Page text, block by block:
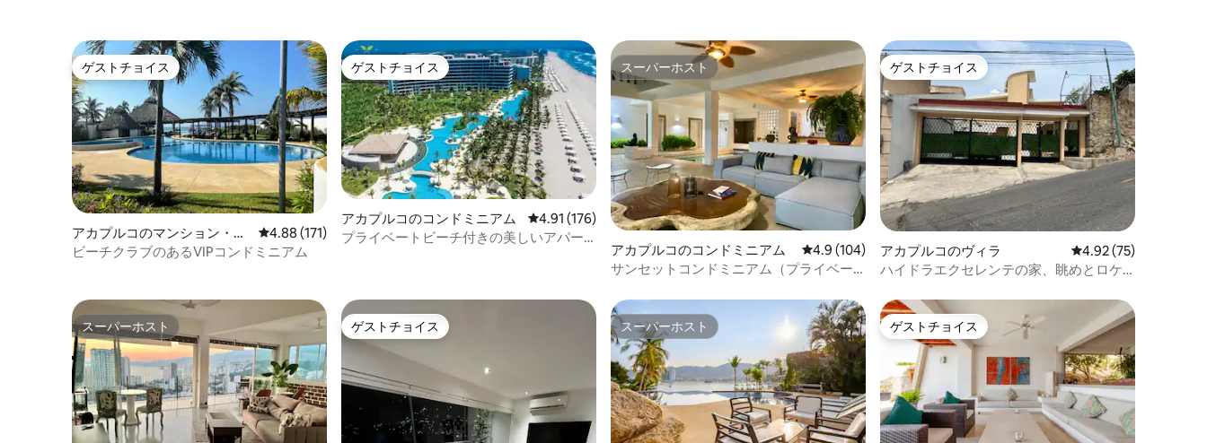
ゲストチョイス
ゲストチョイス
アカプルコのマンション・ア
パート
レビュー171件、5つ星中4.88つ星の平均評価
4.88 (171)
ビーチクラブのあるVIPコンドミニアム
ゲストチョイス
ゲストチョイス
アカプルコのコンドミニアム レビュー176件、5つ星中4.91つ星の平均評価
4.91 (176)
プライベートビーチ付きの美しいアパー
スーパーホスト
スーパーホスト
アカプルコのコンドミニアム レビュー104件、5つ星中4.9つ星の平均評価
4.9 (104)
サンセットコンドミニアム（プライベー
ゲストチョイス
ゲストチョイス
アカプルコのヴィラ レビュー75件、5つ
4.92 (75)
ハイドラエクセレンテの家、眺めとロケ
スーパーホスト
スーパーホスト ゲストチョイス
ゲストチョイス スーパーホスト
スーパーホスト ゲストチョイス
ゲストチョイス